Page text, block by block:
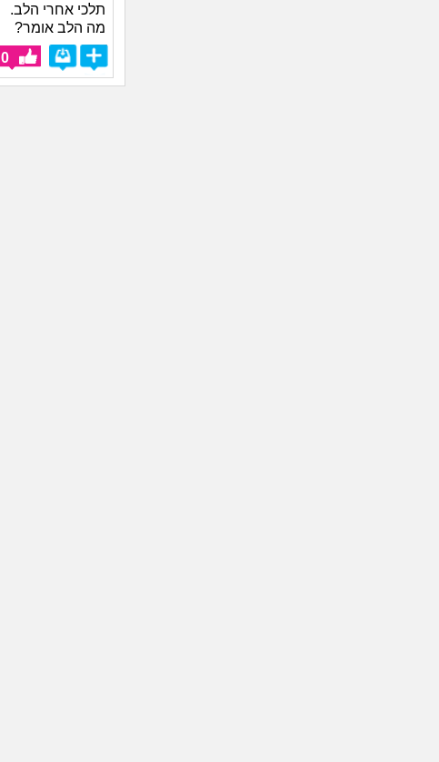
תלכי אחרי הלב.
מה הלב אומר?
0